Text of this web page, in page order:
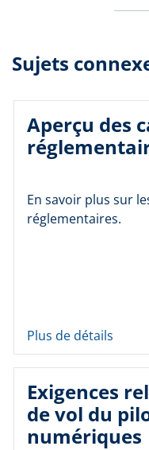
Sujets
Aperçu des
En savoir plus sur
réglementaires.
Plus de détails
Exigences
de vol du
numériques